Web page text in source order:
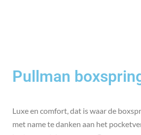
Pullman
Luxe en comfort, dat is waar de
met name te danken aan het